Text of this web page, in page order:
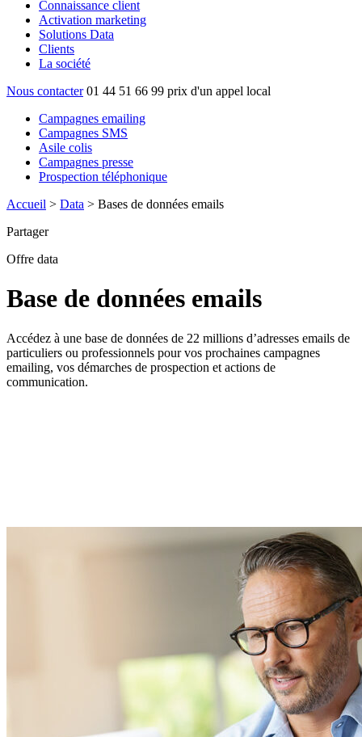
Connaissance client
Activation marketing
Solutions Data
Clients
La société
Nous contacter 01 44 51 66 99 prix d'un appel local
Campagnes emailing
Campagnes SMS
Asile colis
Campagnes presse
Prospection téléphonique
Accueil > Data > Bases de données emails
Partager
Offre data
Base de données emails
Accédez à une base de données de 22 millions d’adresses emails de
particuliers ou professionnels pour vos prochaines campagnes
emailing, vos démarches de prospection et actions de
communication.